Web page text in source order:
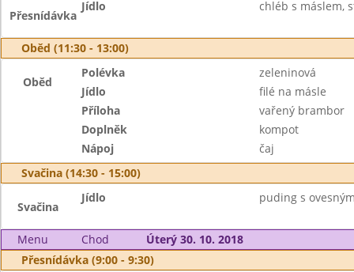
Přesnídávka
Jídlo chléb s máslem,
Oběd (11:30 - 13:00)
Oběd
Polévka
zeleninová
Jídlo
filé na másle
Příloha
vařený brambor
Doplněk
kompot
Nápoj
čaj
Svačina (14:30 - 15:00)
Svačina
Jídlo puding s
Menu Chod
Úterý 30. 10. 2018
Přesnídávka (9:00 - 9:30)